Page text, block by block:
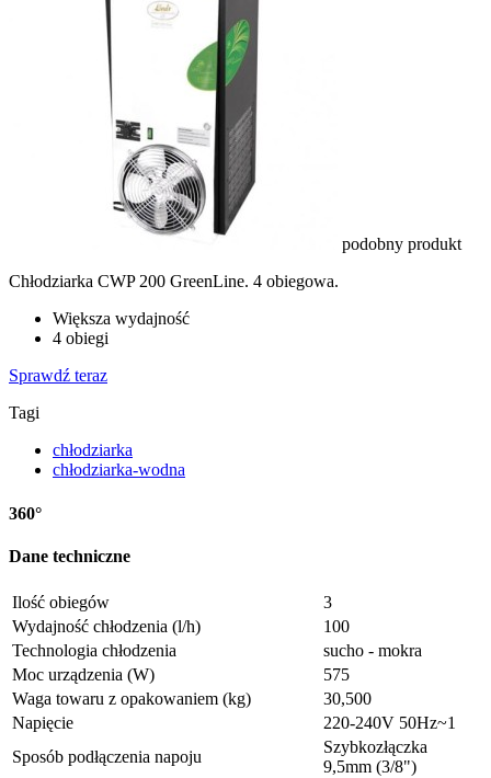
podobny produkt
Chłodziarka CWP 200 GreenLine. 4 obiegowa.
Większa wydajność
4 obiegi
Sprawdź teraz
Tagi
chłodziarka
chłodziarka-wodna
360°
Dane techniczne
Ilość obiegów
3
Wydajność chłodzenia (l/h)
100
Technologia chłodzenia
sucho - mokra
Moc urządzenia (W)
575
Waga towaru z opakowaniem (kg)
30,500
Napięcie
220-240V 50Hz~1
Sposób podłączenia napoju
Szybkozłączka
9,5mm (3/8")